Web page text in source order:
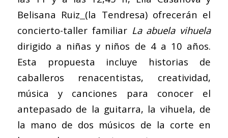
Belisana Ruiz (la Tendresa) ofrecerán el
concierto-taller familiar La abuela vihuela
dirigido a niñas y niños de 4 a 10 años.
Esta propuesta incluye historias de
caballeros renacentistas, creatividad,
música y canciones para conocer el
antepasado de la guitarra, la vihuela, de
la mano de dos músicos de la corte en